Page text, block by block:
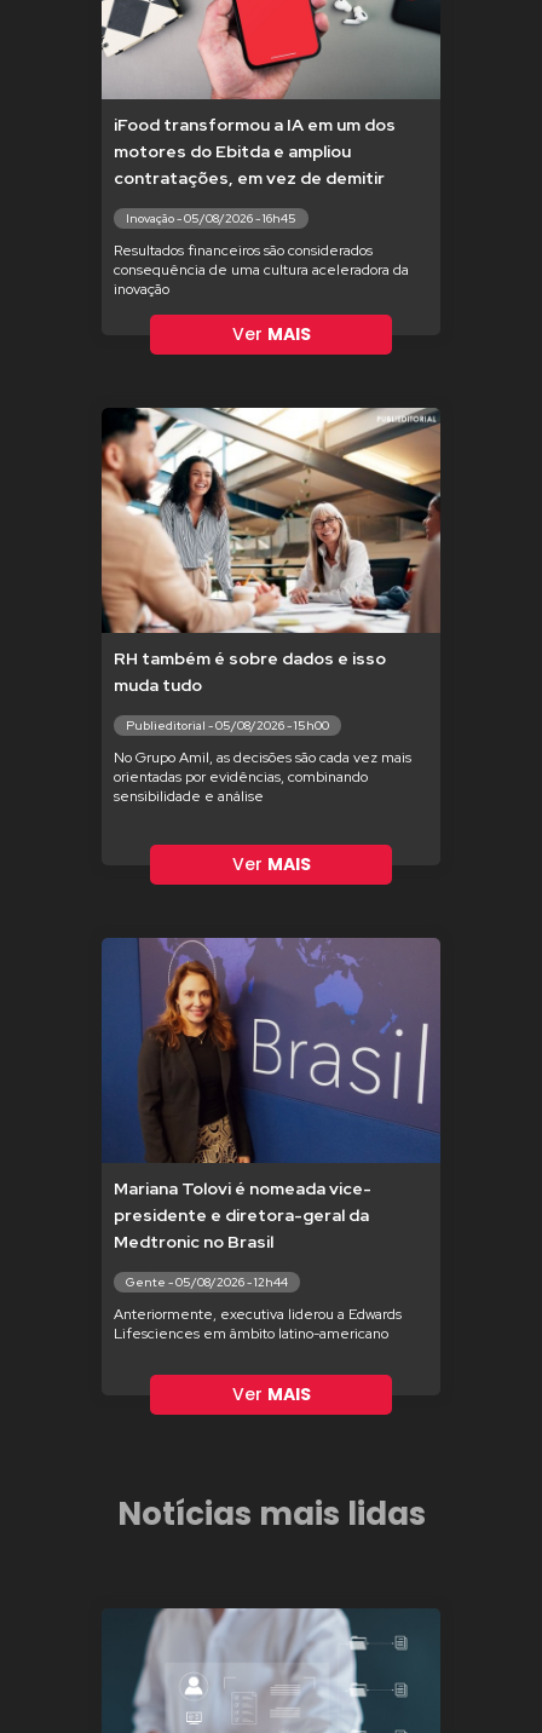
iFood transformou a IA em um dos
motores do Ebitda e ampliou
contratações, em vez de demitir
Inovação - 05/08/2026 - 16h45
Resultados financeiros são considerados
consequência de uma cultura aceleradora da
inovação
Ver MAIS
RH também é sobre dados e isso
muda tudo
Publieditorial - 05/08/2026 - 15h00
No Grupo Amil, as decisões são cada vez mais
orientadas por evidências, combinando
sensibilidade e análise
Ver MAIS
Mariana Tolovi é nomeada vice-
presidente e diretora-geral da
Medtronic no Brasil
Gente - 05/08/2026 - 12h44
Anteriormente, executiva liderou a Edwards
Lifesciences em âmbito latino-americano
Ver MAIS
Notícias mais lidas